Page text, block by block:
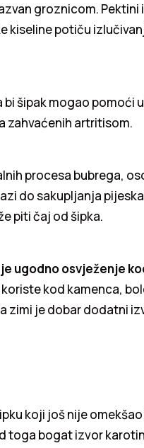
groznicom. Pektini
kiseline potiču
šipak mogao pomoći
zahvaćenih artritisom.
procesa bubrega,
do sakupljanja
piti čaj od šipka.
ugodno osvježenje
kod kamenca,
zimi je dobar dodatni
koji još nije
bogat izvor